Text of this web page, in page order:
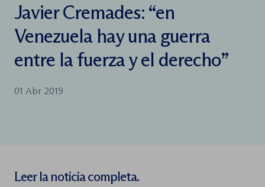
Javier Cremades: “en
Venezuela hay una guerra
entre la fuerza y el derecho”
01 Abr 2019
Leer la noticia completa.